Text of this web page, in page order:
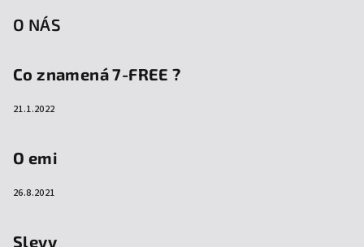
O NÁS
Co znamená 7-FREE ?
21.1.2022
O emi
26.8.2021
Slevy